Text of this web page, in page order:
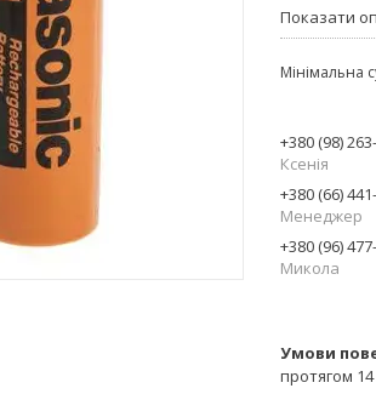
Показати
Мінімальна
+380 (98)
Ксенія
+380 (66)
Менеджер
+380 (96)
Микола
протягом 14